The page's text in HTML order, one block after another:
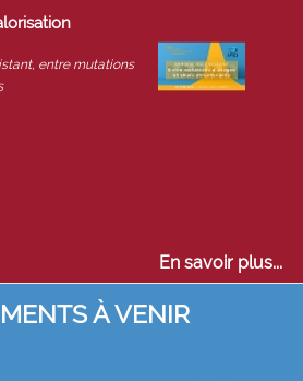
entre mutations
En savoir plus...
À VENIR